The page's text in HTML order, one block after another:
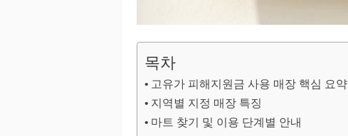
목차
고유가 피해지원금 사용 매장 핵심 요약
지역별 지정 매장 특징
마트 찾기 및 이용 단계별 안내